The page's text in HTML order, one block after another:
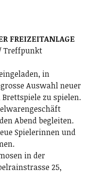
FREIZEITANLAGE
Treffpunkt
in
Auswahl neuer
zu spielen.
Abend begleiten.
Spielerinnen und
in der
25,